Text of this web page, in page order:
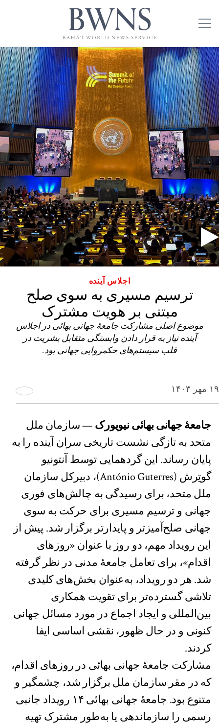
اجلاس آینده
ترسیم مسیری به سوی صلح
مبتنی بر هویت مشترک
موضوع اصلی مشارکت جامعهٔ جهانی بهائی در اجلاس
آینده نیاز به قرار دادن وابستگی متقابل بشریت در
قلب سیستم‌های حکمروایی جهانی بود.
۱۹ مهر ۱۴۰۳
جامعهٔ جهانی بهائی نیویورک — سازمان ملل
متحد به تازگی نشست تاریخی سران آینده را به
پایان رساند. این گردهمایی توسط آنتونیو
گوتِرش (António Guterres)، دبیرکل سازمان
ملل متحد، برای رسیدگی به چالش‌های فوری
جهانی و ترسیم مسیری برای حرکت به سوی
جهانی صلح‌آمیزتر و پایدارتر برگزار شد. پیش از
این رویداد مهم، دو روز با عنوان «روزهای
اقدام»، برای تعامل جامعهٔ مدنی در نظر گرفته
شد. هر دو رویداد، به‌عنوان بخش‌های کلیدی
تلاشی گسترده‌تر برای تقویت همکاری
بین‌المللی و ایجاد اجماع در مورد مسائل جهانی
کنونی و در حال ظهور، نقشی اساسی ایفا
کردند.
مشارکت جامعهٔ جهانی بهائی در روزهای اقدام،
که در مقر سازمان ملل برگزار شد، چشمگیر و
متنوع بود. جامعهٔ جهانی بهائی ۱۴ رویداد جانبی
رسمی را سازماندهی یا به‌طور مشترک تهیه